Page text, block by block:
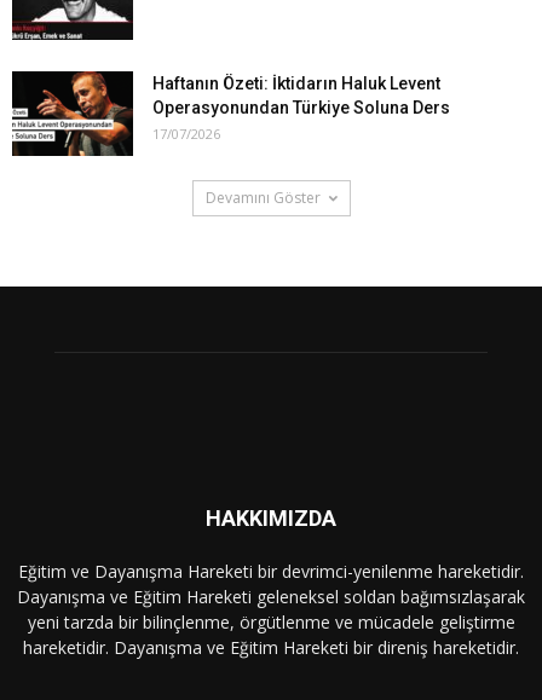
Haftanın Özeti: İktidarın Haluk Levent
Operasyonundan Türkiye Soluna Ders
17/07/2026
Devamını Göster
HAKKIMIZDA
Eğitim ve Dayanışma Hareketi bir devrimci-yenilenme hareketidir.
Dayanışma ve Eğitim Hareketi geleneksel soldan bağımsızlaşarak
yeni tarzda bir bilinçlenme, örgütlenme ve mücadele geliştirme
hareketidir. Dayanışma ve Eğitim Hareketi bir direniş hareketidir.